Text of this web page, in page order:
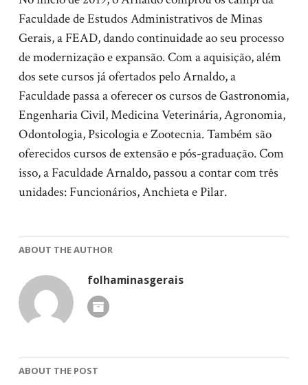
Faculdade de Estudos Administrativos de Minas
Gerais, a FEAD, dando continuidade ao seu processo
de modernização e expansão. Com a aquisição, além
dos sete cursos já ofertados pelo Arnaldo, a
Faculdade passa a oferecer os cursos de Gastronomia,
Engenharia Civil, Medicina Veterinária, Agronomia,
Odontologia, Psicologia e Zootecnia. Também são
oferecidos cursos de extensão e pós-graduação. Com
isso, a Faculdade Arnaldo, passou a contar com três
unidades: Funcionários, Anchieta e Pilar.
ABOUT THE AUTHOR
folhaminasgerais
ABOUT THE POST